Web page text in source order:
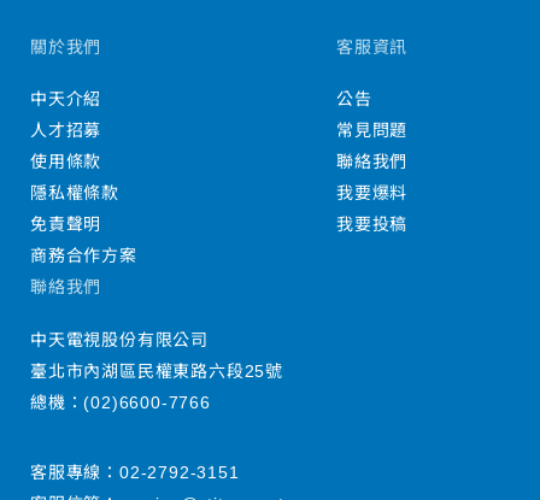
關於我們
中天介紹
人才招募
使用條款
隱私權條款
免責聲明
商務合作方案
客服資訊
公告
常見問題
聯絡我們
我要爆料
我要投稿
聯絡我們
中天電視股份有限公司
臺北市內湖區民權東路六段25號
總機：(02)6600-7766
客服專線： 02-2792-3151